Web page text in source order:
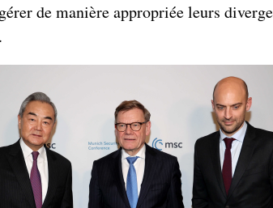
de manière appropriée leurs